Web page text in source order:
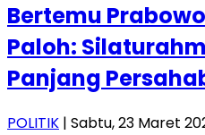
Bertemu
Paloh:
Panjang
POLITIK | Sabtu, 23 Maret